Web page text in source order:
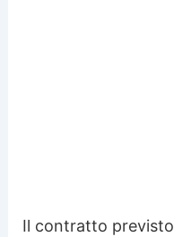
Il contratto